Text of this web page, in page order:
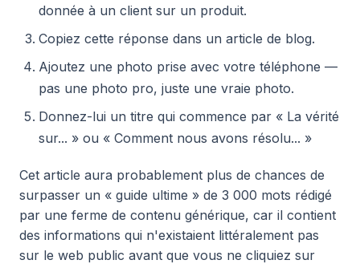
donnée à un client sur un produit.
Copiez cette réponse dans un article de blog.
Ajoutez une photo prise avec votre téléphone —
pas une photo pro, juste une vraie photo.
Donnez-lui un titre qui commence par « La vérité
sur... » ou « Comment nous avons résolu... »
Cet article aura probablement plus de chances de
surpasser un « guide ultime » de 3 000 mots rédigé
par une ferme de contenu générique, car il contient
des informations qui n'existaient littéralement pas
sur le web public avant que vous ne cliquiez sur